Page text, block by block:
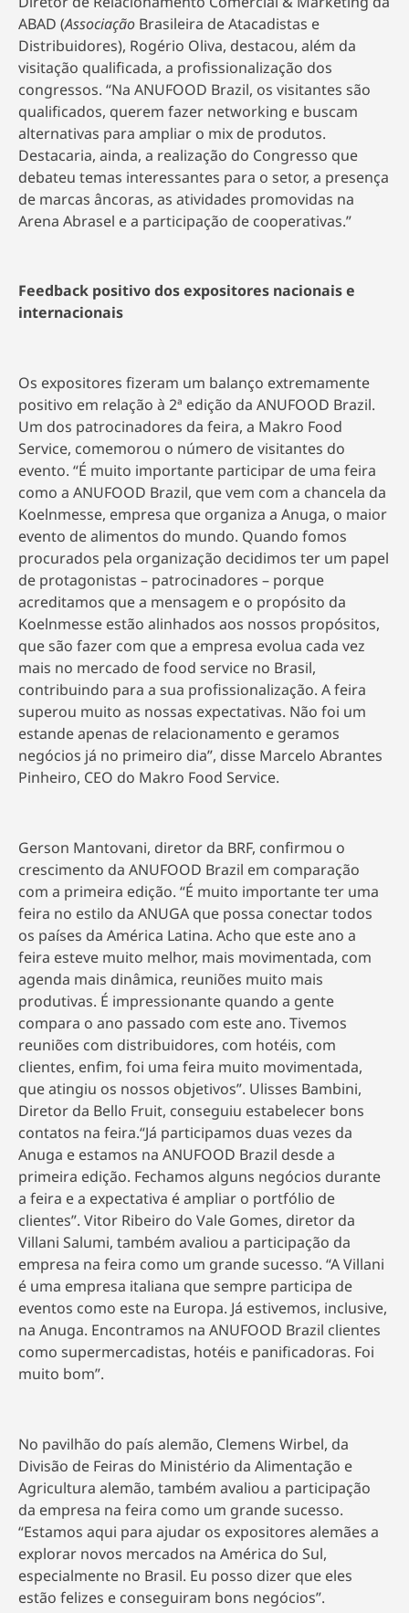
ABAD (Associação Brasileira de Atacadistas e
Distribuidores), Rogério Oliva, destacou, além da
visitação qualificada, a profissionalização dos
congressos. “Na ANUFOOD Brazil, os visitantes são
qualificados, querem fazer networking e buscam
alternativas para ampliar o mix de produtos.
Destacaria, ainda, a realização do Congresso que
debateu temas interessantes para o setor, a presença
de marcas âncoras, as atividades promovidas na
Arena Abrasel e a participação de cooperativas.”
Feedback positivo dos expositores nacionais e
internacionais
Os expositores fizeram um balanço extremamente
positivo em relação à 2ª edição da ANUFOOD Brazil.
Um dos patrocinadores da feira, a Makro Food
Service, comemorou o número de visitantes do
evento. “É muito importante participar de uma feira
como a ANUFOOD Brazil, que vem com a chancela da
Koelnmesse, empresa que organiza a Anuga, o maior
evento de alimentos do mundo. Quando fomos
procurados pela organização decidimos ter um papel
de protagonistas – patrocinadores – porque
acreditamos que a mensagem e o propósito da
Koelnmesse estão alinhados aos nossos propósitos,
que são fazer com que a empresa evolua cada vez
mais no mercado de food service no Brasil,
contribuindo para a sua profissionalização. A feira
superou muito as nossas expectativas. Não foi um
estande apenas de relacionamento e geramos
negócios já no primeiro dia”, disse Marcelo Abrantes
Pinheiro, CEO do Makro Food Service.
Gerson Mantovani, diretor da BRF, confirmou o
crescimento da ANUFOOD Brazil em comparação
com a primeira edição. “É muito importante ter uma
feira no estilo da ANUGA que possa conectar todos
os países da América Latina. Acho que este ano a
feira esteve muito melhor, mais movimentada, com
agenda mais dinâmica, reuniões muito mais
produtivas. É impressionante quando a gente
compara o ano passado com este ano. Tivemos
reuniões com distribuidores, com hotéis, com
clientes, enfim, foi uma feira muito movimentada,
que atingiu os nossos objetivos”. Ulisses Bambini,
Diretor da Bello Fruit, conseguiu estabelecer bons
contatos na feira.“Já participamos duas vezes da
Anuga e estamos na ANUFOOD Brazil desde a
primeira edição. Fechamos alguns negócios durante
a feira e a expectativa é ampliar o portfólio de
clientes”. Vitor Ribeiro do Vale Gomes, diretor da
Villani Salumi, também avaliou a participação da
empresa na feira como um grande sucesso. “A Villani
é uma empresa italiana que sempre participa de
eventos como este na Europa. Já estivemos, inclusive,
na Anuga. Encontramos na ANUFOOD Brazil clientes
como supermercadistas, hotéis e panificadoras. Foi
muito bom”.
No pavilhão do país alemão, Clemens Wirbel, da
Divisão de Feiras do Ministério da Alimentação e
Agricultura alemão, também avaliou a participação
da empresa na feira como um grande sucesso.
“Estamos aqui para ajudar os expositores alemães a
explorar novos mercados na América do Sul,
especialmente no Brasil. Eu posso dizer que eles
estão felizes e conseguiram bons negócios”.